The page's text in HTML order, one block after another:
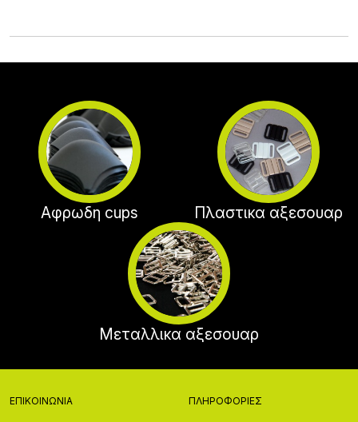
Αφρωδη cups Πλαστικα αξεσουαρ
Μεταλλικα αξεσουαρ
ΕΠΙΚΟΙΝΩΝΊΑ ΠΛΗΡΟΦΟΡΊΕΣ